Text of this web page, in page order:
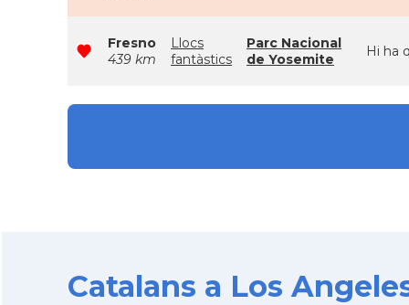
Fresno
439 km
Llocs
fantàstics
Parc Nacional
de Yosemite
Hi ha
Catalans a Los